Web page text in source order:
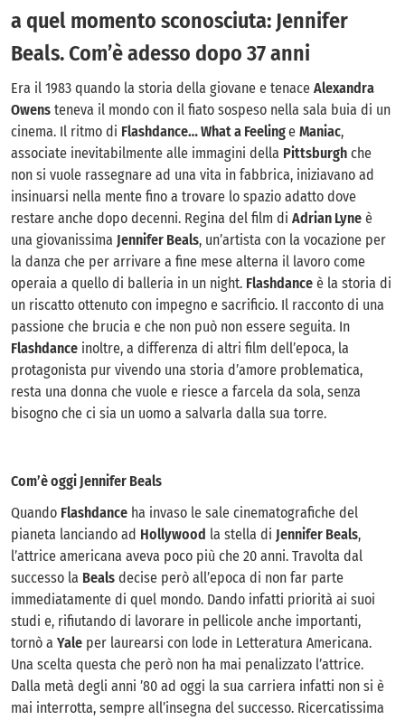
a quel momento sconosciuta: Jennifer
Beals. Com’è adesso dopo 37 anni
Era il 1983 quando la storia della giovane e tenace Alexandra
Owens teneva il mondo con il fiato sospeso nella sala buia di un
cinema. Il ritmo di Flashdance… What a Feelinge Maniac,
associate inevitabilmente alle immagini della Pittsburgh che
non si vuole rassegnare ad una vita in fabbrica, iniziavano ad
insinuarsi nella mente fino a trovare lo spazio adatto dove
restare anche dopo decenni. Regina del film di Adrian Lyne è
una giovanissima Jennifer Beals, un’artista con la vocazione per
la danza che per arrivare a fine mese alterna il lavoro come
operaia a quello di balleria in un night. Flashdance è la storia di
un riscatto ottenuto con impegno e sacrificio. Il racconto di una
passione che brucia e che non può non essere seguita. In
Flashdance inoltre, a differenza di altri film dell’epoca, la
protagonista pur vivendo una storia d’amore problematica,
resta una donna che vuole e riesce a farcela da sola, senza
bisogno che ci sia un uomo a salvarla dalla sua torre.
Com’è oggi Jennifer Beals
Quando Flashdance ha invaso le sale cinematografiche del
pianeta lanciando ad Hollywood la stella di Jennifer Beals,
l’attrice americana aveva poco più che 20 anni. Travolta dal
successo la Beals decise però all’epoca di non far parte
immediatamente di quel mondo. Dando infatti priorità ai suoi
studi e, rifiutando di lavorare in pellicole anche importanti,
tornò a Yale per laurearsi con lode in Letteratura Americana.
Una scelta questa che però non ha mai penalizzato l’attrice.
Dalla metà degli anni ’80 ad oggi la sua carriera infatti non si è
mai interrotta, sempre all’insegna del successo. Ricercatissima